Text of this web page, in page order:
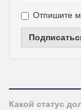
Отпишите
Какой статус